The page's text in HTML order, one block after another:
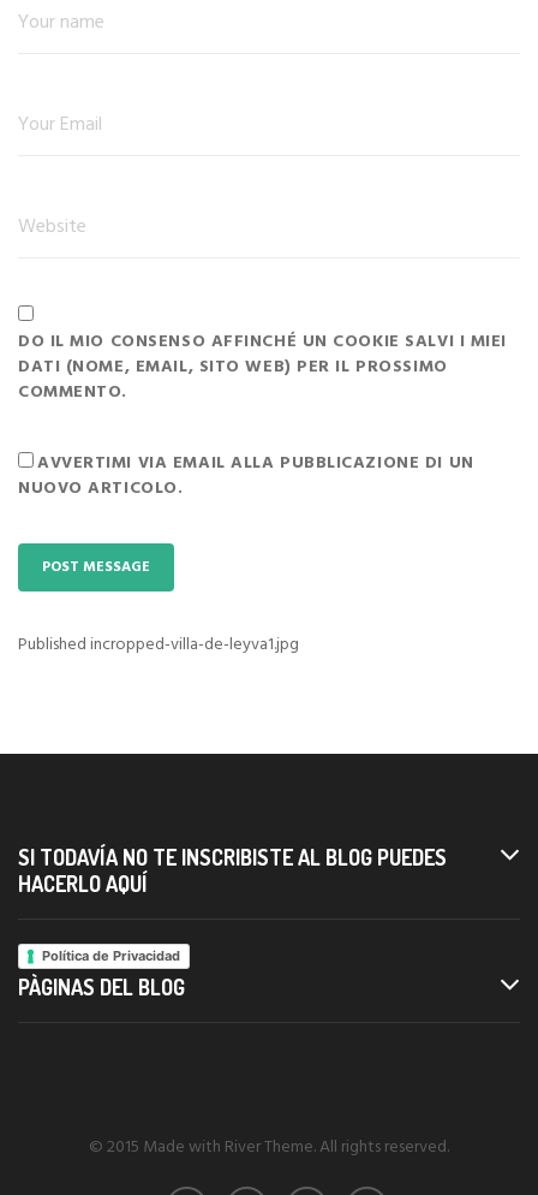
DO IL MIO CONSENSO AFFINCHÉ UN COOKIE SALVI I MIEI
DATI (NOME, EMAIL, SITO WEB) PER IL PROSSIMO
COMMENTO.
AVVERTIMI VIA EMAIL ALLA PUBBLICAZIONE DI UN
NUOVO ARTICOLO.
Navigazione
Published incropped-villa-de-leyva1.jpg
SI TODAVÍA NO TE INSCRIBISTE AL BLOG PUEDES
HACERLO AQUÍ
Política de Privacidad
PÀGINAS DEL BLOG
© 2015 Made with River Theme. All rights reserved.